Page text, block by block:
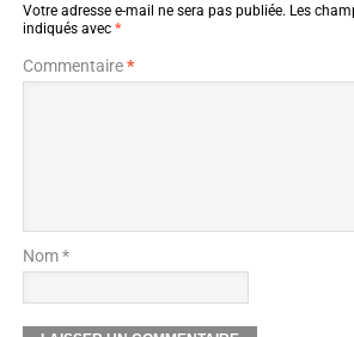
Votre adresse e-mail ne sera pas publiée. Les
indiqués avec *
Commentaire*
Nom *